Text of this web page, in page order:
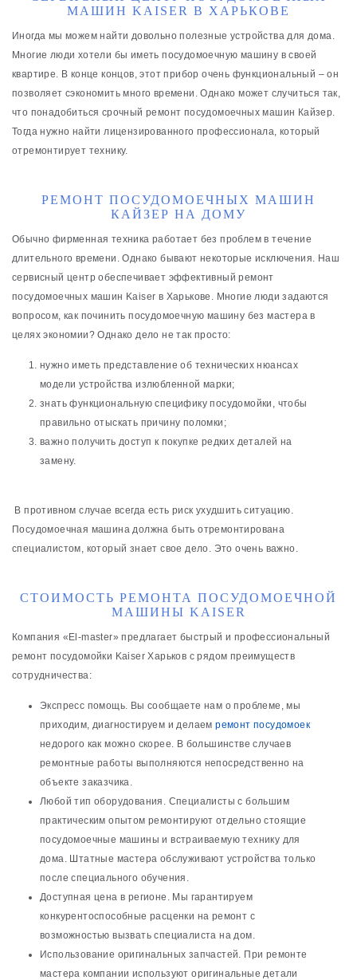
МАШИН KAISER В ХАРЬКОВЕ
Иногда мы можем найти довольно полезные устройства для дома.
Многие люди хотели бы иметь посудомоечную машину в своей
квартире. В конце концов, этот прибор очень функциональный – он
позволяет сэкономить много времени. Однако может случиться так,
что понадобиться срочный ремонт посудомоечных машин Кайзер.
Тогда нужно найти лицензированного профессионала, который
отремонтирует технику.
РЕМОНТ ПОСУДОМОЕЧНЫХ МАШИН
КАЙЗЕР НА ДОМУ
Обычно фирменная техника работает без проблем в течение
длительного времени. Однако бывают некоторые исключения. Наш
сервисный центр обеспечивает эффективный ремонт
посудомоечных машин Kaiser в Харькове. Многие люди задаются
вопросом, как починить посудомоечную машину без мастера в
целях экономии? Однако дело не так просто:
нужно иметь представление об технических нюансах
модели устройства излюбленной марки;
знать функциональную специфику посудомойки, чтобы
правильно отыскать причину поломки;
важно получить доступ к покупке редких деталей на
замену.
В противном случае всегда есть риск ухудшить ситуацию.
Посудомоечная машина должна быть отремонтирована
специалистом, который знает свое дело. Это очень важно.
СТОИМОСТЬ РЕМОНТА ПОСУДОМОЕЧНОЙ
МАШИНЫ KAISER
Компания «El-master» предлагает быстрый и профессиональный
ремонт посудомойки Kaiser Харьков с рядом преимуществ
сотрудничества:
Экспресс помощь. Вы сообщаете нам о проблеме, мы
приходим, диагностируем и делаемремонт посудомоек
недорого как можно скорее. В большинстве случаев
ремонтные работы выполняются непосредственно на
объекте заказчика.
Любой тип оборудования. Специалисты с большим
практическим опытом ремонтируют отдельно стоящие
посудомоечные машины и встраиваемую технику для
дома. Штатные мастера обслуживают устройства только
после специального обучения.
Доступная цена в регионе. Мы гарантируем
конкурентоспособные расценки на ремонт с
возможностью вызвать специалиста на дом.
Использование оригинальных запчастей. При ремонте
мастера компании используют оригинальные детали